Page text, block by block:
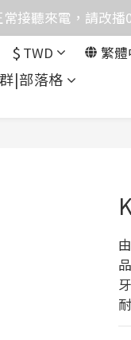
！歡迎大量採購，
接聽來電，請改播
！歡迎大量採購，
$ TWD 繁
|部落格